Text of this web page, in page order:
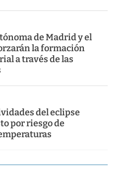
de Madrid y el
la formación
a través de las
del eclipse
por riesgo de